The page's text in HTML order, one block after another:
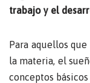
trabajo y el
Para aquellos
la materia, el
conceptos